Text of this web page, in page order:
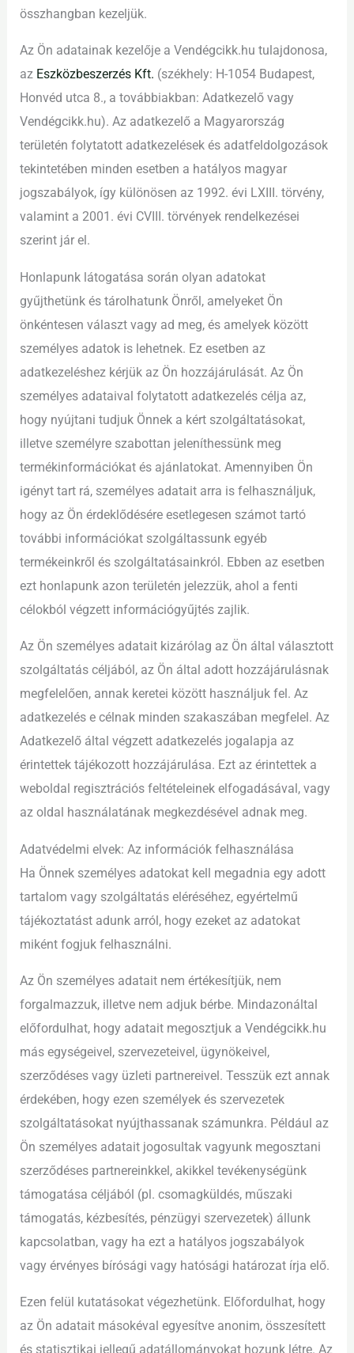
összhangban kezeljük.
Az Ön adatainak kezelője a Vendégcikk.hu tulajdonosa,
az Eszközbeszerzés Kft. (székhely: H-1054 Budapest,
Honvéd utca 8., a továbbiakban: Adatkezelő vagy
Vendégcikk.hu). Az adatkezelő a Magyarország
területén folytatott adatkezelések és adatfeldolgozások
tekintetében minden esetben a hatályos magyar
jogszabályok, így különösen az 1992. évi LXIII. törvény,
valamint a 2001. évi CVIII. törvények rendelkezései
szerint jár el.
Honlapunk látogatása során olyan adatokat
gyűjthetünk és tárolhatunk Önről, amelyeket Ön
önkéntesen választ vagy ad meg, és amelyek között
személyes adatok is lehetnek. Ez esetben az
adatkezeléshez kérjük az Ön hozzájárulását. Az Ön
személyes adataival folytatott adatkezelés célja az,
hogy nyújtani tudjuk Önnek a kért szolgáltatásokat,
illetve személyre szabottan jeleníthessünk meg
termékinformációkat és ajánlatokat. Amennyiben Ön
igényt tart rá, személyes adatait arra is felhasználjuk,
hogy az Ön érdeklődésére esetlegesen számot tartó
további információkat szolgáltassunk egyéb
termékeinkről és szolgáltatásainkról. Ebben az esetben
ezt honlapunk azon területén jelezzük, ahol a fenti
célokból végzett információgyűjtés zajlik.
Az Ön személyes adatait kizárólag az Ön által választott
szolgáltatás céljából, az Ön által adott hozzájárulásnak
megfelelően, annak keretei között használjuk fel. Az
adatkezelés e célnak minden szakaszában megfelel. Az
Adatkezelő által végzett adatkezelés jogalapja az
érintettek tájékozott hozzájárulása. Ezt az érintettek a
weboldal regisztrációs feltételeinek elfogadásával, vagy
az oldal használatának megkezdésével adnak meg.
Adatvédelmi elvek: Az információk felhasználása
Ha Önnek személyes adatokat kell megadnia egy adott
tartalom vagy szolgáltatás eléréséhez, egyértelmű
tájékoztatást adunk arról, hogy ezeket az adatokat
miként fogjuk felhasználni.
Az Ön személyes adatait nem értékesítjük, nem
forgalmazzuk, illetve nem adjuk bérbe. Mindazonáltal
előfordulhat, hogy adatait megosztjuk a Vendégcikk.hu
más egységeivel, szervezeteivel, ügynökeivel,
szerződéses vagy üzleti partnereivel. Tesszük ezt annak
érdekében, hogy ezen személyek és szervezetek
szolgáltatásokat nyújthassanak számunkra. Például az
Ön személyes adatait jogosultak vagyunk megosztani
szerződéses partnereinkkel, akikkel tevékenységünk
támogatása céljából (pl. csomagküldés, műszaki
támogatás, kézbesítés, pénzügyi szervezetek) állunk
kapcsolatban, vagy ha ezt a hatályos jogszabályok
vagy érvényes bírósági vagy hatósági határozat írja elő.
Ezen felül kutatásokat végezhetünk. Előfordulhat, hogy
az Ön adatait másokéval egyesítve anonim, összesített
és statisztikai jellegű adatállományokat hozunk létre. Az